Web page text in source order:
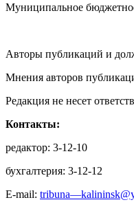
Муниципальное
Авторы публикаций и
Мнения авторов
Редакция не несет
Контакты:
редактор: 3-12-10
бухгалтерия: 3-12-12
E-mail: